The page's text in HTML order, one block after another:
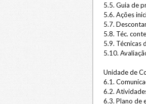
5.5. Guia de
5.6. Ações
5.7.
5.8. Téc.
5.9. Técnicas
5.10.
Unidade de
6.1.
6.2.
6.3. Plano de